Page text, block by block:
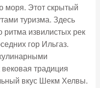
моря. Этот скрытый
туризма. Здесь
ритма извилистых рек
гор Ильгаз.
традиция
вкус Шекм Хелвы.